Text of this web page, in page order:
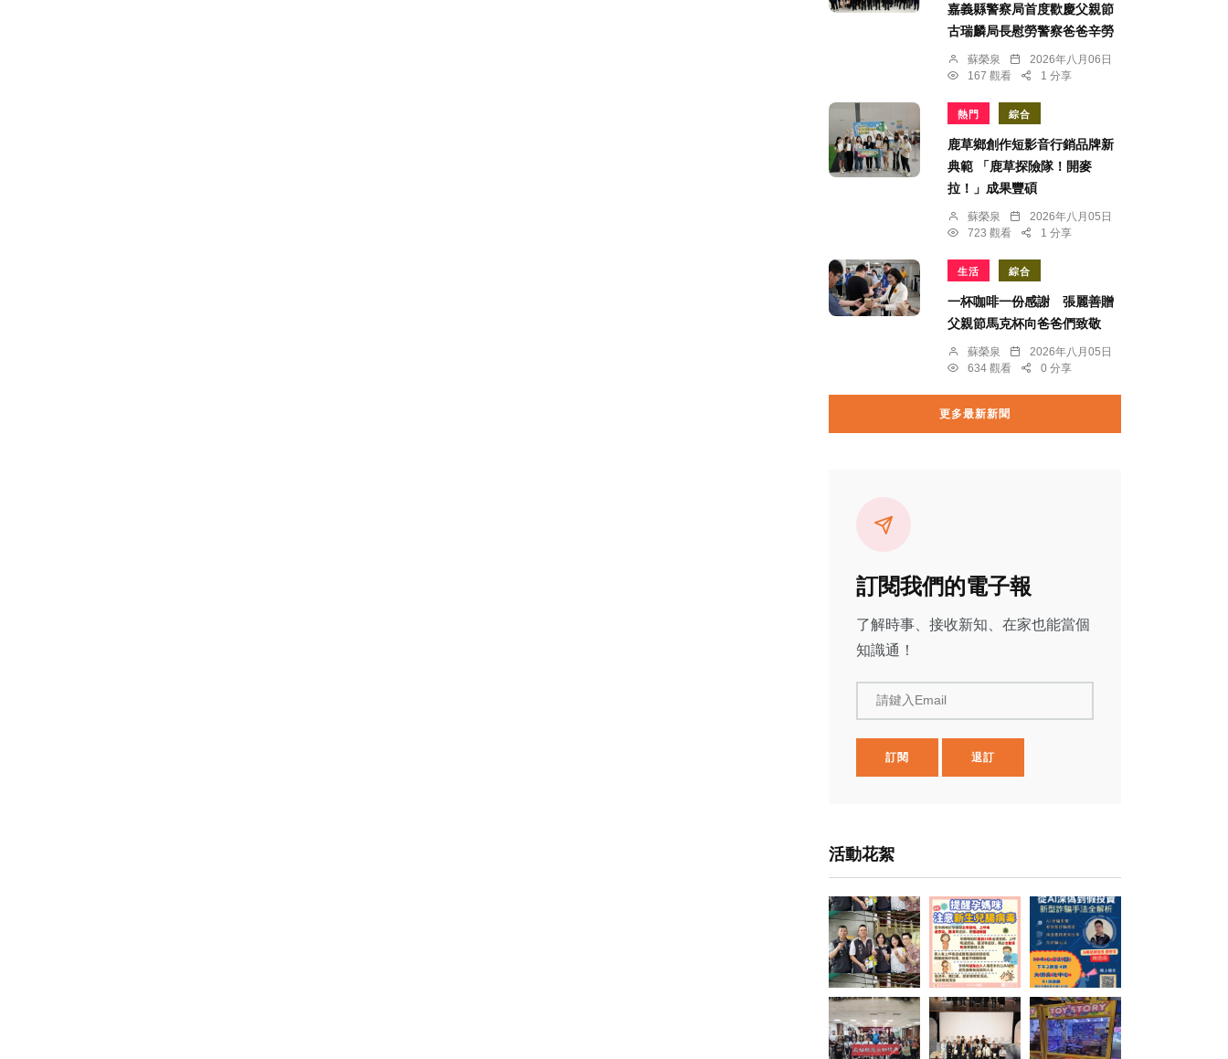
嘉義縣警察局首度歡慶父親節
古瑞麟局長慰勞警察爸爸辛勞
蘇榮泉
2026年八月06日
167 觀看
1 分享
熱門 綜合
鹿草鄉創作短影音行銷品牌新
典範 「鹿草探險隊！開麥
拉！」成果豐碩
蘇榮泉
2026年八月05日
723 觀看
1 分享
生活 綜合
一杯咖啡一份感謝 張麗善贈
父親節馬克杯向爸爸們致敬
蘇榮泉
2026年八月05日
634 觀看
0 分享
更多最新新聞
訂閱我們的電子報
了解時事、接收新知、在家也能當個
知識通！
請鍵入Email
訂閱 退訂
活動花絮